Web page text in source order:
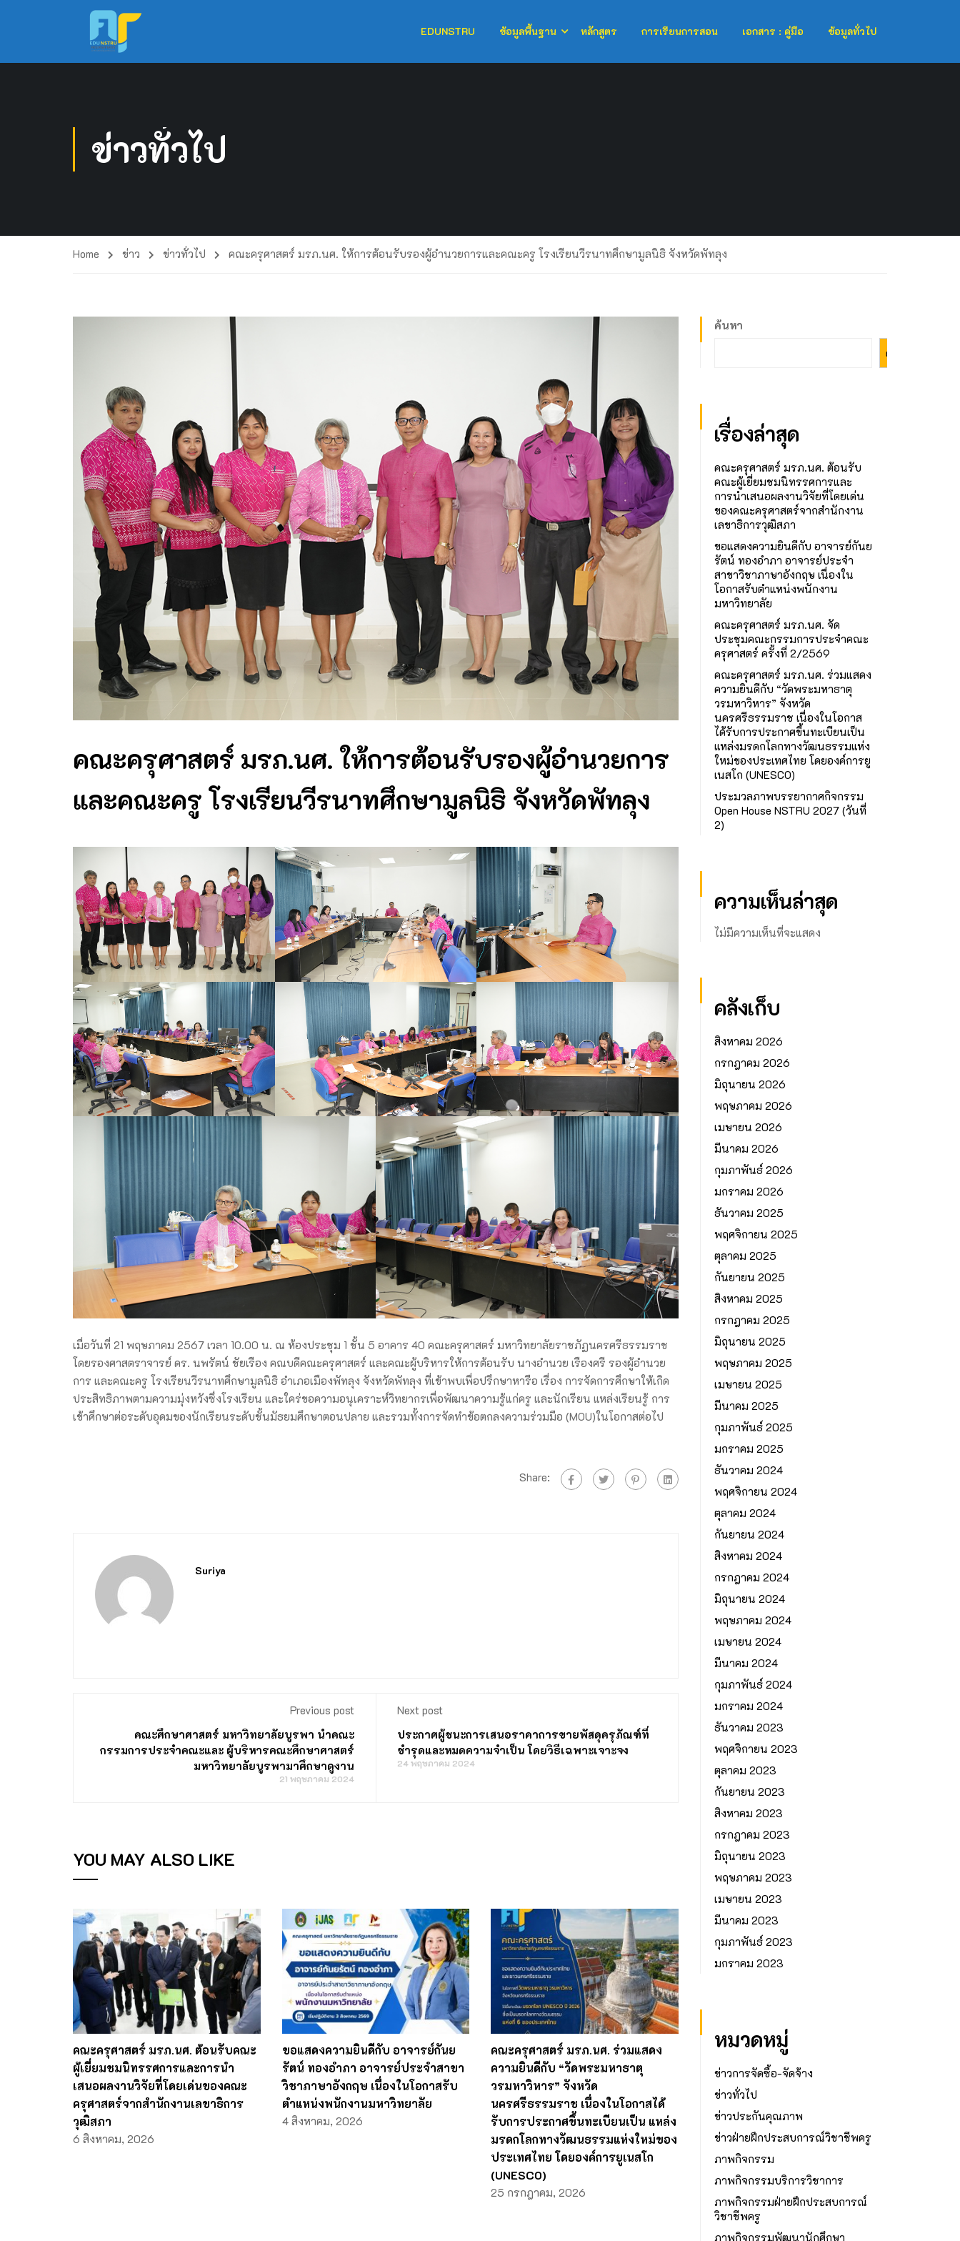
EDUNSTRU ข้อมูลพื้นฐาน หลักสูตร การเรียนการสอน เอกสาร : คู่มือ ข้อมูลทั่วไป
ข่าวทั่วไป
Home ข่าว ข่าวทั่วไป คณะครุศาสตร์ มรภ.นศ. ให้การต้อนรับรองผู้อำนวยการและคณะครู โรงเรียนวีรนาทศึกษามูลนิธิ จังหวัดพัทลุง
คณะครุศาสตร์ มรภ.นศ. ให้การต้อนรับรองผู้อำนวยการ
และคณะครู โรงเรียนวีรนาทศึกษามูลนิธิ จังหวัดพัทลุง
เมื่อวันที่ 21 พฤษภาคม 2567 เวลา 10.00 น. ณ ห้องประชุม 1 ชั้น 5 อาคาร 40 คณะครุศาสตร์ มหาวิทยาลัยราชภัฏนครศรีธรรมราช
โดยรองศาสตราจารย์ ดร. นพรัตน์ ชัยเรือง คณบดีคณะครุศาสตร์ และคณะผู้บริหารให้การต้อนรับ นางอำนวย เรืองศรี รองผู้อำนวย
การ และคณะครู โรงเรียนวีรนาทศึกษามูลนิธิ อำเภอเมืองพัทลุง จังหวัดพัทลุง ที่เข้าพบเพื่อปรึกษาหารือ เรื่อง การจัดการศึกษาให้เกิด
ประสิทธิภาพตามความมุ่งหวังซึ่งโรงเรียน และใคร่ขอความอนุเคราะห์วิทยากรเพื่อพัฒนาความรู้แก่ครู และนักเรียน แหล่งเรียนรู้ การ
เข้าศึกษาต่อระดับอุดมของนักเรียนระดับชั้นมัธยมศึกษาตอนปลาย และรวมทั้งการจัดทำข้อตกลงความร่วมมือ (MOU)ในโอกาสต่อไป
Share:
Suriya
Previous post
คณะศึกษาศาสตร์ มหาวิทยาลัยบูรพา นำคณะ
กรรมการประจำคณะและ ผู้บริหารคณะศึกษาศาสตร์
มหาวิทยาลัยบูรพามาศึกษาดูงาน
21 พฤษภาคม 2024
Next post
ประกาศผู้ชนะการเสนอราคาการขายพัสดุครุภัณฑ์ที่
ชํารุดและหมดความจําเป็น โดยวิธีเฉพาะเจาะจง
24 พฤษภาคม 2024
YOU MAY ALSO LIKE
คณะครุศาสตร์ มรภ.นศ. ต้อนรับคณะ
ผู้เยี่ยมชมนิทรรศการและการนำ
เสนอผลงานวิจัยที่โดยเด่นของคณะ
ครุศาสตร์จากสำนักงานเลขาธิการ
วุฒิสภา
6 สิงหาคม, 2026
ขอแสดงความยินดีกับ อาจารย์กันย
รัตน์ ทองอำภา อาจารย์ประจำสาขา
วิชาภาษาอังกฤษ เนื่องในโอกาสรับ
ตำแหน่งพนักงานมหาวิทยาลัย
4 สิงหาคม, 2026
คณะครุศาสตร์ มรภ.นศ. ร่วมแสดง
ความยินดีกับ “วัดพระมหาธาตุ
วรมหาวิหาร” จังหวัด
นครศรีธรรมราช เนื่องในโอกาสได้
รับการประกาศขึ้นทะเบียนเป็น แหล่ง
มรดกโลกทางวัฒนธรรมแห่งใหม่ของ
ประเทศไทย โดยองค์การยูเนสโก
(UNESCO)
25 กรกฎาคม, 2026
ค้นหา
ค้นหา
เรื่องล่าสุด
คณะครุศาสตร์ มรภ.นศ. ต้อนรับ
คณะผู้เยี่ยมชมนิทรรศการและ
การนำเสนอผลงานวิจัยที่โดยเด่น
ของคณะครุศาสตร์จากสำนักงาน
เลขาธิการวุฒิสภา
ขอแสดงความยินดีกับ อาจารย์กันย
รัตน์ ทองอำภา อาจารย์ประจำ
สาขาวิชาภาษาอังกฤษ เนื่องใน
โอกาสรับตำแหน่งพนักงาน
มหาวิทยาลัย
คณะครุศาสตร์ มรภ.นศ. จัด
ประชุมคณะกรรมการประจำคณะ
ครุศาสตร์ ครั้งที่ 2/2569
คณะครุศาสตร์ มรภ.นศ. ร่วมแสดง
ความยินดีกับ “วัดพระมหาธาตุ
วรมหาวิหาร” จังหวัด
นครศรีธรรมราช เนื่องในโอกาส
ได้รับการประกาศขึ้นทะเบียนเป็น
แหล่งมรดกโลกทางวัฒนธรรมแห่ง
ใหม่ของประเทศไทย โดยองค์การยู
เนสโก (UNESCO)
ประมวลภาพบรรยากาศกิจกรรม
Open House NSTRU 2027 (วันที่
2)
ความเห็นล่าสุด
ไม่มีความเห็นที่จะแสดง
คลังเก็บ
สิงหาคม 2026
กรกฎาคม 2026
มิถุนายน 2026
พฤษภาคม 2026
เมษายน 2026
มีนาคม 2026
กุมภาพันธ์ 2026
มกราคม 2026
ธันวาคม 2025
พฤศจิกายน 2025
ตุลาคม 2025
กันยายน 2025
สิงหาคม 2025
กรกฎาคม 2025
มิถุนายน 2025
พฤษภาคม 2025
เมษายน 2025
มีนาคม 2025
กุมภาพันธ์ 2025
มกราคม 2025
ธันวาคม 2024
พฤศจิกายน 2024
ตุลาคม 2024
กันยายน 2024
สิงหาคม 2024
กรกฎาคม 2024
มิถุนายน 2024
พฤษภาคม 2024
เมษายน 2024
มีนาคม 2024
กุมภาพันธ์ 2024
มกราคม 2024
ธันวาคม 2023
พฤศจิกายน 2023
ตุลาคม 2023
กันยายน 2023
สิงหาคม 2023
กรกฎาคม 2023
มิถุนายน 2023
พฤษภาคม 2023
เมษายน 2023
มีนาคม 2023
กุมภาพันธ์ 2023
มกราคม 2023
หมวดหมู่
ข่าวการจัดซื้อ-จัดจ้าง
ข่าวทั่วไป
ข่าวประกันคุณภาพ
ข่าวฝ่ายฝึกประสบการณ์วิชาชีพครู
ภาพกิจกรรม
ภาพกิจกรรมบริการวิชาการ
ภาพกิจกรรมฝ่ายฝึกประสบการณ์
วิชาชีพครู
ภาพกิจกรรมพัฒนานักศึกษา